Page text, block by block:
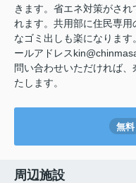
きます。省エネ対策がさ
れます。共用部に住民専
なゴミ出しも楽になりま
ールアドレス
問い合わせいただければ
たします。
無料
周辺施設